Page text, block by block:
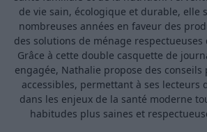
de vie sain, écologique et durable, elle
nombreuses années en faveur des
des solutions de ménage respectueuses
Grâce à cette double casquette de
engagée, Nathalie propose des
accessibles, permettant à ses lecteurs
dans les enjeux de la santé moderne
habitudes plus saines et